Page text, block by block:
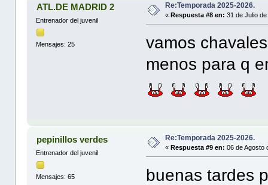
ATL.DE MADRID 2
Entrenador del juvenil
Mensajes: 25
Re:Temporada 2025-2026.
«Respuesta #8 en: 31 de Julio
vamos
menos para q
pepinillos verdes
Entrenador del juvenil
Mensajes: 65
Re:Temporada 2025-2026.
«Respuesta #9 en: 06 de Agosto
buenas tardes